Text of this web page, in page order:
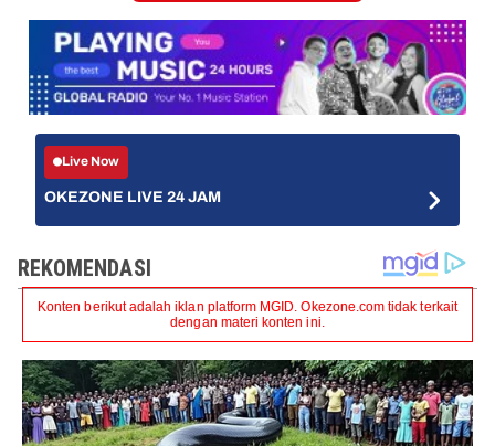
Live Now
OKEZONE LIVE 24 JAM